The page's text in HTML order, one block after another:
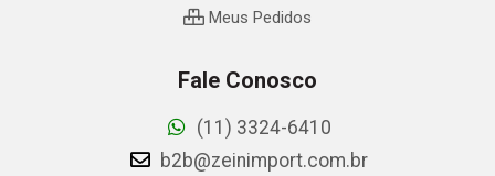
Meus Pedidos
Fale Conosco
(11) 3324-6410
b2b@zeinimport.com.br